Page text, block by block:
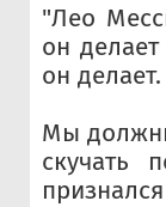
"Лео
он
он
Мы
скучать